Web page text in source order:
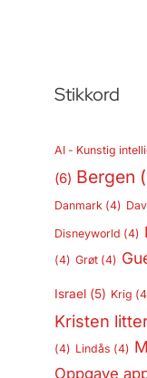
Stikkord
AI - Kunstig
(6) Bergen
Danmark (4)
Disneyworld (4)
(4) Grøt(4)
Israel(5) Krig
Kristen
(4) Lindås (4)
Oppgave